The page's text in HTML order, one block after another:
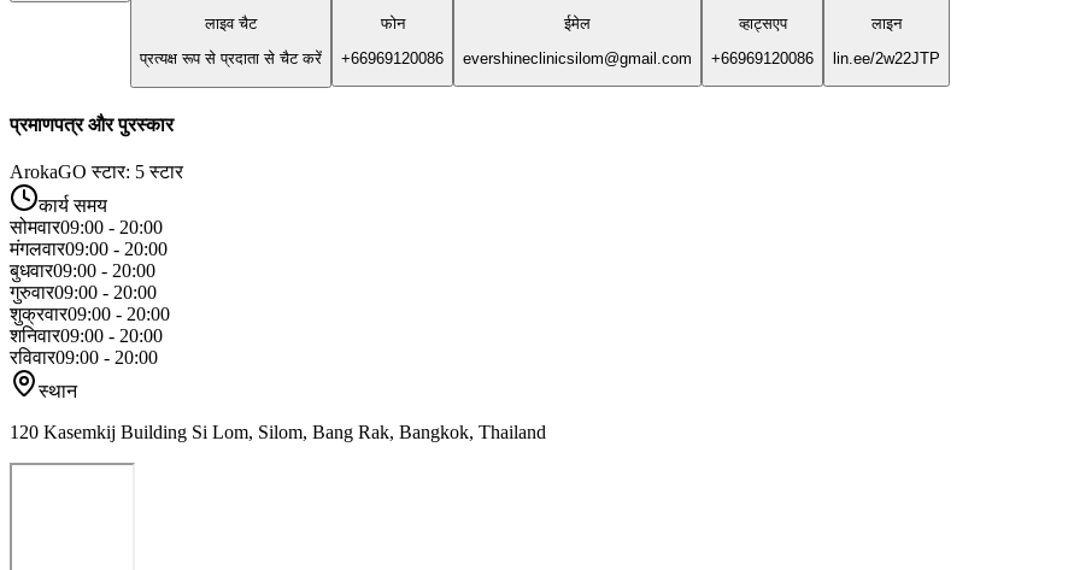
लाइव चैट
प्रत्यक्ष रूप से प्रदाता से चैट करें
फोन
+66969120086
ईमेल
evershineclinicsilom@gmail.com
व्हाट्सएप
+66969120086
लाइन
lin.ee/2w22JTP
प्रमाणपत्र और पुरस्कार
ArokaGO स्टार: 5 स्टार
कार्य समय
सोमवार09:00 - 20:00
मंगलवार09:00 - 20:00
बुधवार09:00 - 20:00
गुरुवार09:00 - 20:00
शुक्रवार09:00 - 20:00
शनिवार09:00 - 20:00
रविवार09:00 - 20:00
स्थान
120 Kasemkij Building Si Lom, Silom, Bang Rak, Bangkok, Thailand